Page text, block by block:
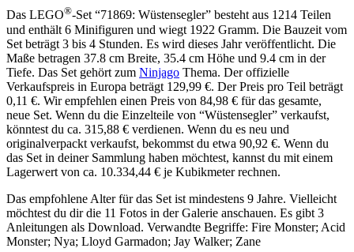
Tunic
with
Belt
Scabbard
Das LEGO®-Set “71869: Wüstensegler” besteht aus 1214 Teilen
und enthält 6 Minifiguren und wiegt 1922 Gramm. Die Bauzeit vom
Set beträgt 3 bis 4 Stunden. Es wird dieses Jahr veröffentlicht. Die
Maße betragen 37.8 cm Breite, 35.4 cm Höhe und 9.4 cm in der
Tiefe. Das Set gehört zum Ninjago Thema. Der offizielle
Verkaufspreis in Europa beträgt 129,99 €. Der Preis pro Teil beträgt
0,11 €. Wir empfehlen einen Preis von 84,98 € für das gesamte,
neue Set. Wenn du die Einzelteile von “Wüstensegler” verkaufst,
könntest du ca. 315,88 € verdienen. Wenn du es neu und
originalverpackt verkaufst, bekommst du etwa 90,92 €. Wenn du
das Set in deiner Sammlung haben möchtest, kannst du mit einem
Lagerwert von ca. 10.334,44 € je Kubikmeter rechnen.
Das empfohlene Alter für das Set ist mindestens 9 Jahre. Vielleicht
möchtest du dir die 11 Fotos in der Galerie anschauen. Es gibt 3
Anleitungen als Download. Verwandte Begriffe: Fire Monster; Acid
Monster; Nya; Lloyd Garmadon; Jay Walker; Zane